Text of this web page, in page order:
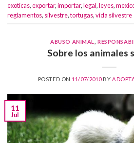
exoticas,exportar,importar,legal,leyes,
reglamentos, silvestre,tortugas,vida silvestre
ABUSO ANIMAL ,
Sobre los animales
POSTED ON 11/07/2010BY
11
Jul